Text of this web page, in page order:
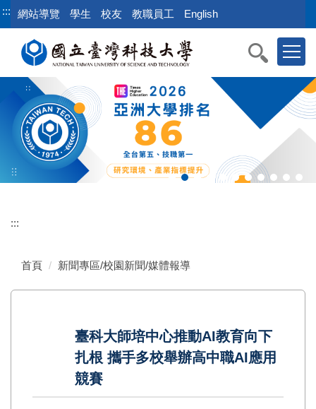
跳
到
::: 網站導覽 學生 校友 教職員工 English
:::
首頁 新聞專區/校園新聞/媒體報導
臺科大師培中心推動AI教育向下
扎根 攜手多校舉辦高中職AI應用
競賽